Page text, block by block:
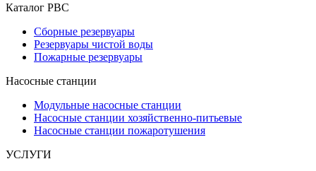
Каталог РВС
Сборные резервуары
Резервуары чистой воды
Пожарные резервуары
Насосные станции
Модульные насосные станции
Насосные станции хозяйственно-питьевые
Насосные станции пожаротушения
УСЛУГИ